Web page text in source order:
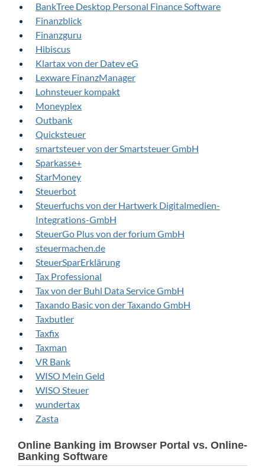
BankTree Desktop Personal Finance Software
Finanzblick
Finanzguru
Hibiscus
Klartax von der Datev eG
Lexware FinanzManager
Lohnsteuer kompakt
Moneyplex
Outbank
Quicksteuer
smartsteuer von der Smartsteuer GmbH
Sparkasse+
StarMoney
Steuerbot
Steuerfuchs von der Hartwerk Digitalmedien-
Integrations-GmbH
SteuerGo Plus von der forium GmbH
steuermachen.de
SteuerSparErklärung
Tax Professional
Tax von der Buhl Data Service GmbH
Taxando Basic von der Taxando GmbH
Taxbutler
Taxfix
Taxman
VR Bank
WISO Mein Geld
WISO Steuer
wundertax
Zasta
Online Banking im Browser Portal vs. Online-
Banking Software